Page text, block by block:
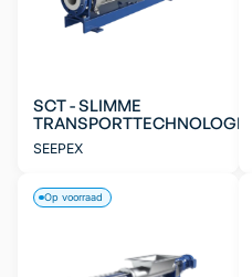
SCT - SLIMME
TRANSPORTTECHNOLOGIE
SEEPEX
Op voorraad